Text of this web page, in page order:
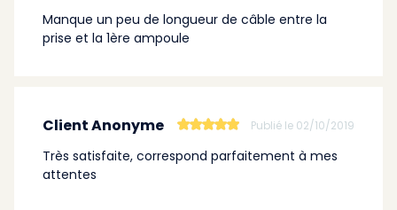
Manque un peu de longueur de câble entre la
prise et la 1ère ampoule
Client Anonyme Publié le 02/10/2019
Très satisfaite, correspond parfaitement à mes
attentes